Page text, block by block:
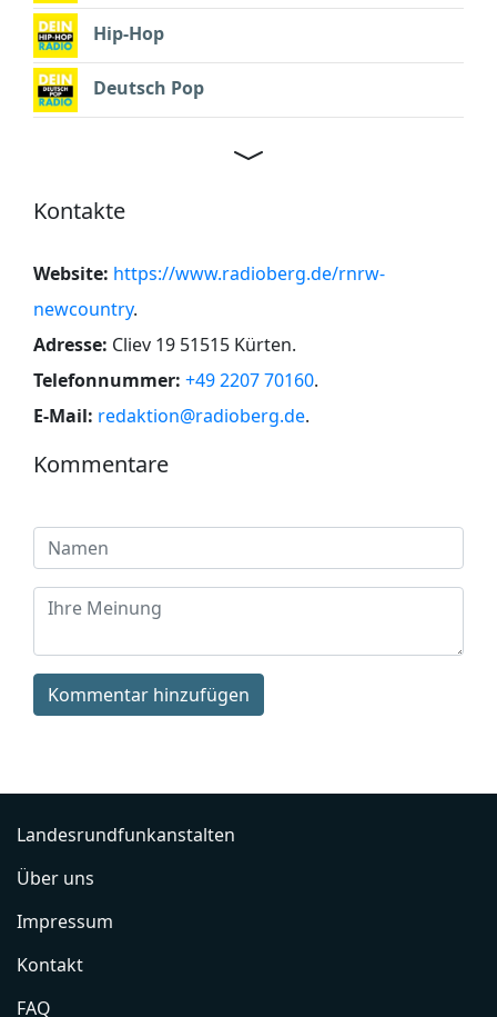
Hip-Hop
Deutsch Pop
Kontakte
Website: https://www.radioberg.de/rnrw-
newcountry.
Adresse: Cliev 19 51515 Kürten.
Telefonnummer: +49 2207 70160.
E-Mail: redaktion@radioberg.de.
Kommentare
Kommentar hinzufügen
Landesrundfunkanstalten
Über uns
Impressum
Kontakt
FAQ